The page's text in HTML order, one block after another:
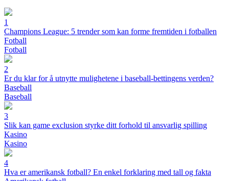
1
Champions League: 5 trender som kan forme fremtiden i fotballen
Fotball
Fotball
2
Er du klar for å utnytte mulighetene i baseball-bettingens verden?
Baseball
Baseball
3
Slik kan game exclusion styrke ditt forhold til ansvarlig spilling
Kasino
Kasino
4
Hva er amerikansk fotball? En enkel forklaring med tall og fakta